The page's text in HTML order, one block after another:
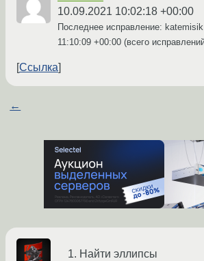
10.09.2021 10:02:18 +00:00
Последнее исправление: katemisik
11:10:09 +00:00 (всего
Ссылка
←
Найти эллипсы